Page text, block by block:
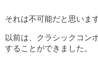
それは不可能だと思います
以前は、クラシックコン
することができました。